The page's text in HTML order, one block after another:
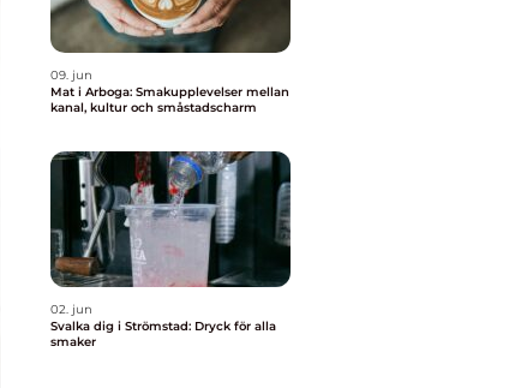
09. jun
Mat i Arboga: Smakupplevelser mellan
kanal, kultur och småstadscharm
02. jun
Svalka dig i Strömstad: Dryck för alla
smaker